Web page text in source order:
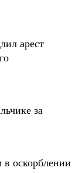
арест
за
оскорблении